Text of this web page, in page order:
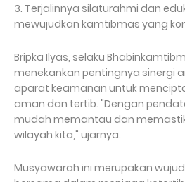
3. Terjalinnya silaturahmi dan
mewujudkan kamtibmas yang
Bripka Ilyas, selaku
menekankan pentingnya sinergi
aparat keamanan untuk
aman dan tertib. "Dengan
mudah memantau dan
wilayah kita," ujarnya.
Musyawarah ini merupakan